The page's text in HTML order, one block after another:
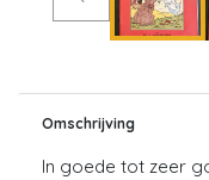
Omschrijving
In goede tot zeer